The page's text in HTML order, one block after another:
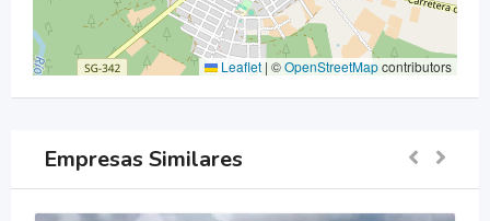
Leaflet | ©OpenStreetMapcontributors
Empresas Similares